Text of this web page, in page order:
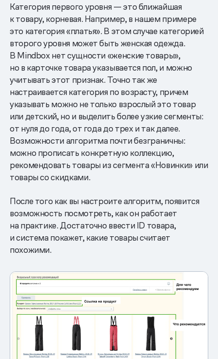
Категория первого уровня — это ближайшая
к товару, корневая. Например, в нашем примере
это категория «платья». В этом случае категорией
второго уровня может быть женская одежда.
В Mindbox нет сущности «женские товары»,
но в карточке товара указывается пол, и можно
учитывать этот признак. Точно так же
настраивается категория по возрасту, причем
указывать можно не только взрослый это товар
или детский, но и выделить более узкие сегменты:
от нуля до года, от года до трех и так далее.
Возможности алгоритма почти безграничны:
можно прописать конкретную коллекцию,
рекомендовать товары из сегмента «Новинки» или
товары со скидками.
После того как вы настроите алгоритм, появится
возможность посмотреть, как он работает
на практике. Достаточно ввести ID товара,
и система покажет, какие товары считает
похожими.